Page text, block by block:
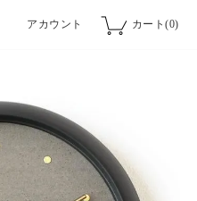
アカウント カート(0)